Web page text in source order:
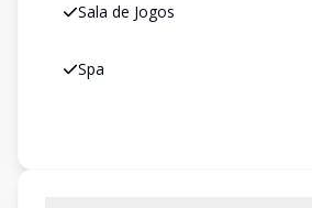
Sala de Jogos
Spa